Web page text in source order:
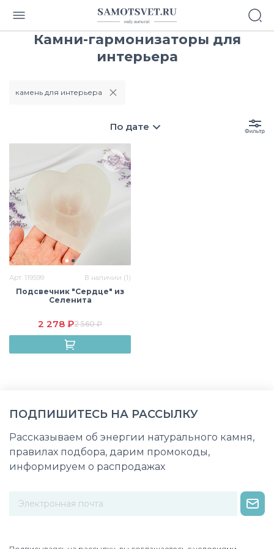
Камни-гармонизаторы для
интерьера
камень для интерьера
По дате
Арт. 119599 В наличии (1)
Подсвечник "Сердце" из
Селенита
2 278 ₽2 560 ₽
ПОДПИШИТЕСЬ НА РАССЫЛКУ
Рассказываем об энергии натурального камня,
правилах подбора, дарим промокоды,
информируем о распродажах